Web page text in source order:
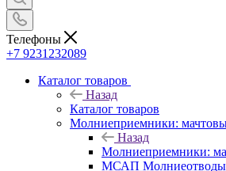
Телефоны
+7 9231232089
Каталог товаров
Назад
Каталог товаров
Молниеприемники:
Назад
Молниеприемники:
МСАП Молниеотводы